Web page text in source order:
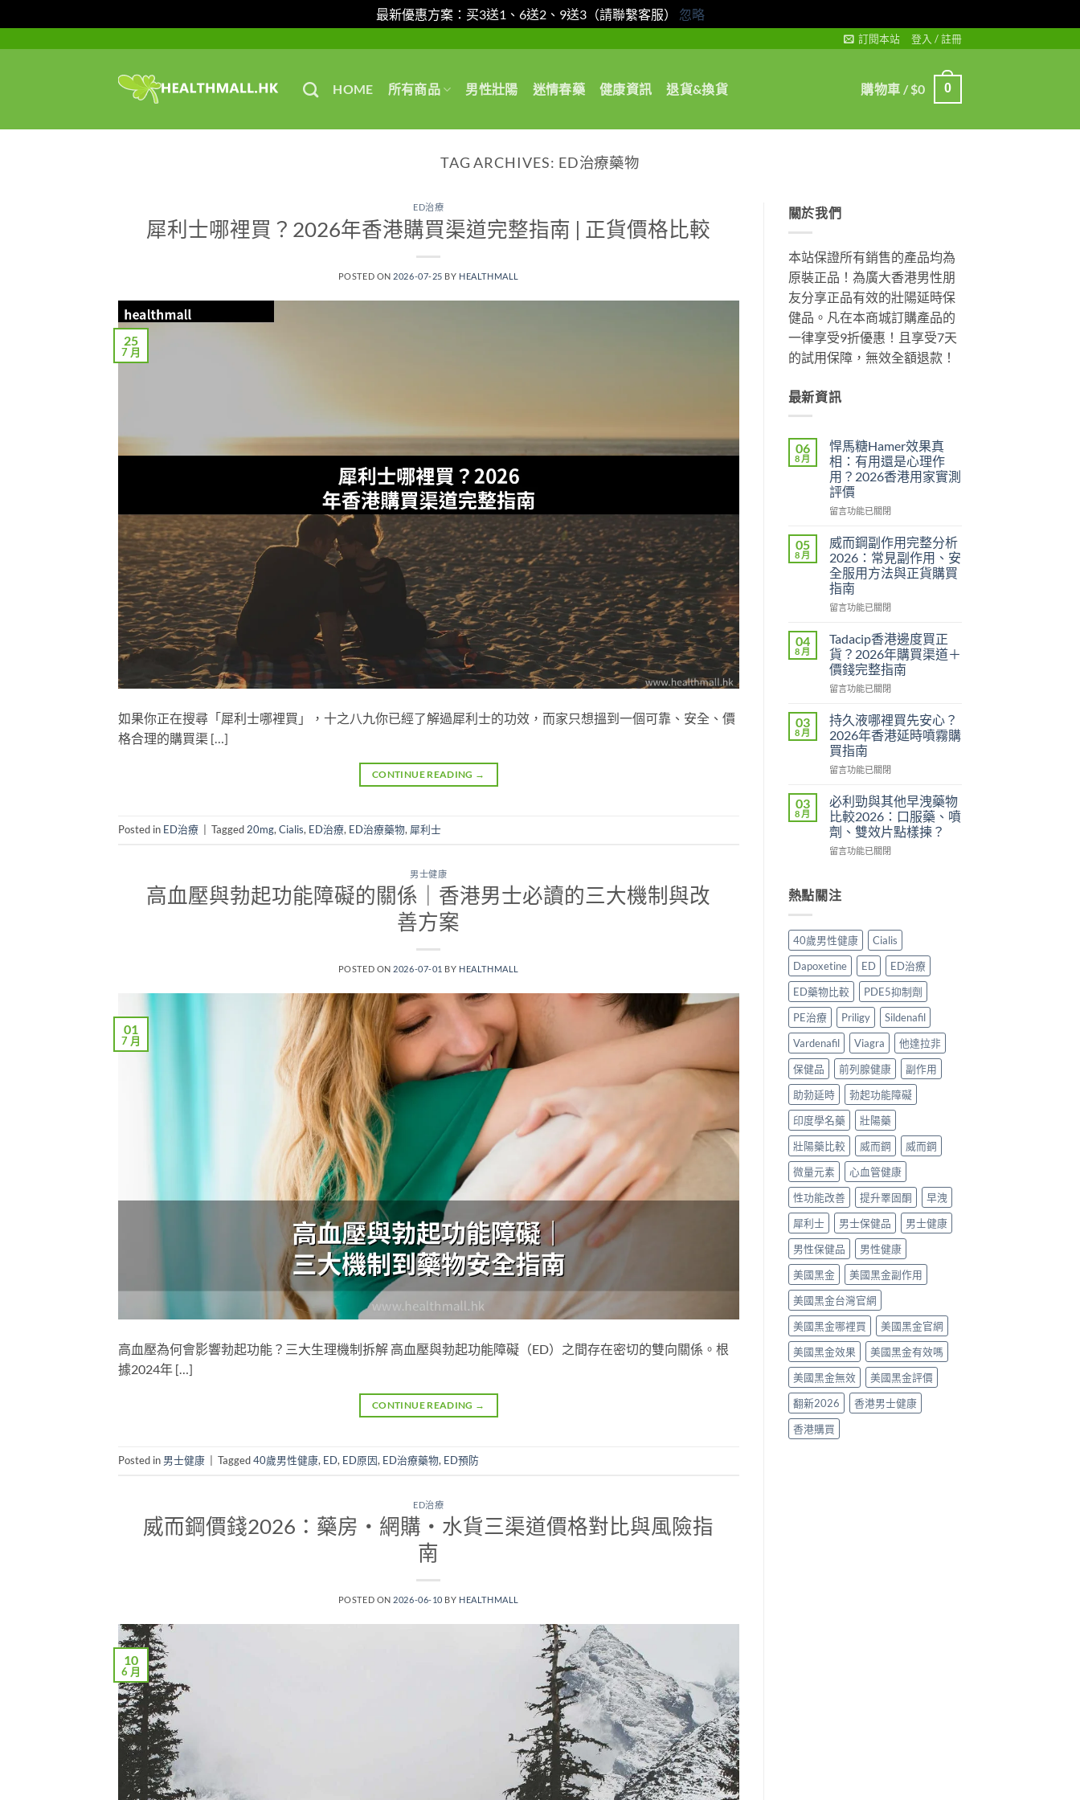
最新優惠方案：买3送1、6送2、9送3（請聯繫客服） 忽略
訂閱本站 登入 / 註冊
HOME 所有商品 男性壯陽 迷情春藥 健康資訊 退貨&換貨 購物車 /$0 0
TAG ARCHIVES: ED治療藥物
ED治療
犀利士哪裡買？2026年香港購買渠道完整指南 | 正貨價格比較
POSTED ON 2026-07-25 BY HEALTHMALL
25
7 月
如果你正在搜尋「犀利士哪裡買」，十之八九你已經了解過犀利士的功效，而家只想搵到一個可靠、安全、價
格合理的購買渠 […]
CONTINUE READING →
Posted in ED治療 Tagged 20mg, Cialis, ED治療, ED治療藥物, 犀利士
男士健康
高血壓與勃起功能障礙的關係｜香港男士必讀的三大機制與改
善方案
POSTED ON 2026-07-01 BY HEALTHMALL
01
7 月
高血壓為何會影響勃起功能？三大生理機制拆解 高血壓與勃起功能障礙（ED）之間存在密切的雙向關係。根
據2024年 […]
CONTINUE READING →
Posted in 男士健康 Tagged40歲男性健康, ED, ED原因, ED治療藥物, ED預防
ED治療
威而鋼價錢2026：藥房・網購・水貨三渠道價格對比與風險指
南
POSTED ON 2026-06-10 BY HEALTHMALL
10
6 月
關於我們
本站保證所有銷售的產品均為
原裝正品！為廣大香港男性朋
友分享正品有效的壯陽延時保
健品。凡在本商城訂購產品的
一律享受9折優惠！且享受7天
的試用保障，無效全額退款！
最新資訊
06
8 月
悍馬糖Hamer效果真
相：有用還是心理作
用？2026香港用家實測
評價
在
馬
糖
Hamer
效
果
真
有
用
還
是
心
作
用？
2026
香
港
家
實
測
評
價〉
留言功能已關閉
05
8 月
威而鋼副作用完整分析
2026：常見副作用、安
全服用方法與正貨購買
指南
在
而
鋼
副
作
用
整
分
析
2026：
常
副
作
用、
安
全
方
正
貨
購
買
指
南〉
留言功能已關閉
04
8 月
Tadacip香港邊度買正
貨？2026年購買渠道＋
價錢完整指南
在
香
港
邊
度
買
貨？
2026
年
購
買
＋
完
整
指
南〉
中
留言功能已關閉
03
8 月
持久液哪裡買先安心？
2026年香港延時噴霧購
買指南
在
久
液
哪
裡
買
心？
香
港
延
時
噴
霧
買
指
南〉
留言功能已關閉
03
8 月
必利勁與其他早洩藥物
比較2026：口服藥、噴
劑、雙效片點樣揀？
在
勁
與
他
早
洩
藥
物
比
2026：
口
服
藥、
噴
劑、
雙
效
片
點
樣
揀？〉
中
留言功能已關閉
熱點關注
40歲男性健康
Cialis
Dapoxetine
ED
ED治療
ED藥物比較
PDE5抑制劑
PE治療
Priligy
Sildenafil
Vardenafil
Viagra
他達拉非
保健品
前列腺健康
副作用
助勃延時
勃起功能障礙
印度學名藥
壯陽藥
壯陽藥比較
威而鋼
威而鋼
微量元素
心血管健康
性功能改善
提升睪固酮
早洩
犀利士
男士保健品
男士健康
男性保健品
男性健康
美國黑金
美國黑金副作用
美國黑金台灣官網
美國黑金哪裡買
美國黑金官網
美國黑金效果
美國黑金有效嗎
美國黑金無效
美國黑金評價
翻新2026
香港男士健康
香港購買